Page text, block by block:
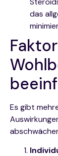
das
Es gibt